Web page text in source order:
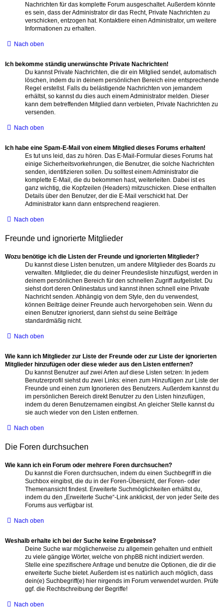
Nachrichten für das komplette Forum ausgeschaltet. Außerdem könnte
es sein, dass der Administrator dir das Recht, Private Nachrichten zu
verschicken, entzogen hat. Kontaktiere einen Administrator, um weitere
Informationen zu erhalten.
Nach oben
Ich bekomme ständig unerwünschte Private Nachrichten!
Du kannst Private Nachrichten, die dir ein Mitglied sendet, automatisch
löschen, indem du in deinem persönlichen Bereich eine entsprechende
Regel erstellst. Falls du belästigende Nachrichten von jemandem
erhältst, so kannst du dies auch einem Administrator melden. Dieser
kann dem betreffenden Mitglied dann verbieten, Private Nachrichten zu
versenden.
Nach oben
Ich habe eine Spam-E-Mail von einem Mitglied dieses Forums erhalten!
Es tut uns leid, das zu hören. Das E-Mail-Formular dieses Forums hat
einige Sicherheitsvorkehrungen, die Benutzer, die solche Nachrichten
senden, identifizieren sollen. Du solltest einem Administrator die
komplette E-Mail, die du bekommen hast, weiterleiten. Dabei ist es
ganz wichtig, die Kopfzeilen (Headers) mitzuschicken. Diese enthalten
Details über den Benutzer, der die E-Mail verschickt hat. Der
Administrator kann dann entsprechend reagieren.
Nach oben
Freunde und ignorierte Mitglieder
Wozu benötige ich die Listen der Freunde und ignorierten Mitglieder?
Du kannst diese Listen benutzen, um andere Mitglieder des Boards zu
verwalten. Mitglieder, die du deiner Freundesliste hinzufügst, werden in
deinem persönlichen Bereich für den schnellen Zugriff aufgelistet. Du
siehst dort deren Onlinestatus und kannst ihnen schnell eine Private
Nachricht senden. Abhängig von dem Style, den du verwendest,
können Beiträge deiner Freunde auch hervorgehoben sein. Wenn du
einen Benutzer ignorierst, dann siehst du seine Beiträge
standardmäßig nicht.
Nach oben
Wie kann ich Mitglieder zur Liste der Freunde oder zur Liste der ignorierten
Mitglieder hinzufügen oder diese wieder aus den Listen entfernen?
Du kannst Benutzer auf zwei Arten auf diese Listen setzen: In jedem
Benutzerprofil siehst du zwei Links: einen zum Hinzufügen zur Liste der
Freunde und einen zum Ignorieren des Benutzers. Außerdem kannst du
im persönlichen Bereich direkt Benutzer zu den Listen hinzufügen,
indem du deren Benutzernamen eingibst. An gleicher Stelle kannst du
sie auch wieder von den Listen entfernen.
Nach oben
Die Foren durchsuchen
Wie kann ich ein Forum oder mehrere Foren durchsuchen?
Du kannst die Foren durchsuchen, indem du einen Suchbegriff in die
Suchbox eingibst, die du in der Foren-Übersicht, der Foren- oder
Themenansicht findest. Erweiterte Suchmöglichkeiten erhältst du,
indem du den „Erweiterte Suche“-Link anklickst, der von jeder Seite des
Forums aus verfügbar ist.
Nach oben
Weshalb erhalte ich bei der Suche keine Ergebnisse?
Deine Suche war möglicherweise zu allgemein gehalten und enthielt
zu viele gängige Wörter, welche von phpBB nicht indiziert werden.
Stelle eine spezifischere Anfrage und benutze die Optionen, die dir die
erweiterte Suche bietet. Außerdem ist es natürlich auch möglich, dass
dein(e) Suchbegriff(e) hier nirgends im Forum verwendet wurden. Prüfe
ggf. die Rechtschreibung der Begriffe!
Nach oben